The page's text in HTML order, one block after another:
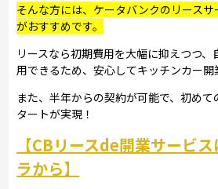
そんな方には、ケータバンクのリース
がおすすめです。
リースなら初期費用を大幅に抑えつつ
用できるため、安心してキッチンカー開
また、半年からの契約が可能で、初め
タートが実現！
【CBリースde開業サービ
ラから】